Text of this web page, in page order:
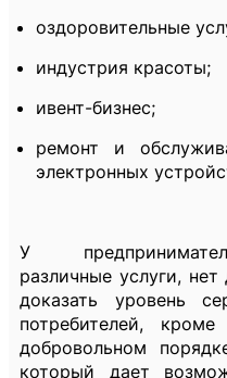
оздоровительные
индустрия красоты;
ивент-бизнес;
ремонт и
электронных
У
различные услуги, нет
доказать уровень
потребителей,
добровольном
который дает